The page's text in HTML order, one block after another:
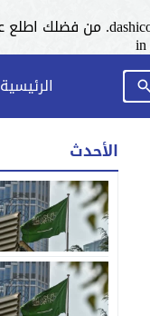
الرئيسية
الأحدث